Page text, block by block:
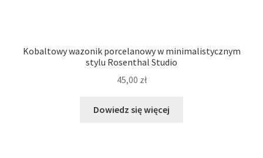
Kobaltowy wazonik porcelanowy w minimalistycznym
stylu Rosenthal Studio
45,00 zł
Dowiedz się więcej